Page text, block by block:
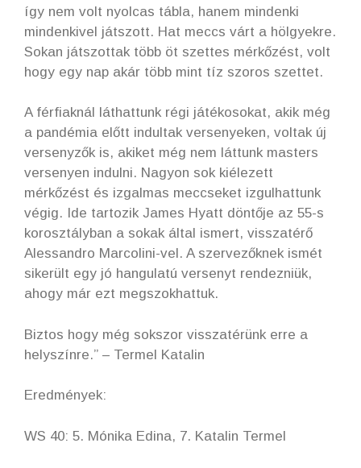
így nem volt nyolcas tábla, hanem mindenki
mindenkivel játszott. Hat meccs várt a hölgyekre.
Sokan játszottak több öt szettes mérkőzést, volt
hogy egy nap akár több mint tíz szoros szettet.
A férfiaknál láthattunk régi játékosokat, akik még
a pandémia előtt indultak versenyeken, voltak új
versenyzők is, akiket még nem láttunk masters
versenyen indulni. Nagyon sok kiélezett
mérkőzést és izgalmas meccseket izgulhattunk
végig. Ide tartozik James Hyatt döntője az 55-s
korosztályban a sokak által ismert, visszatérő
Alessandro Marcolini-vel. A szervezőknek ismét
sikerült egy jó hangulatú versenyt rendezniük,
ahogy már ezt megszokhattuk.
Biztos hogy még sokszor visszatérünk erre a
helyszínre.” – Termel Katalin
Eredmények:
WS 40: 5. Mónika Edina, 7. Katalin Termel